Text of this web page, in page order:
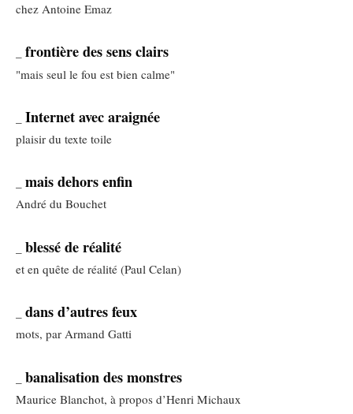
chez Antoine Emaz
frontière des sens clairs
"mais seul le fou est bien calme"
Internet avec araignée
plaisir du texte toile
mais dehors enfin
André du Bouchet
blessé de réalité
et en quête de réalité (Paul Celan)
dans d’autres feux
mots, par Armand Gatti
banalisation des monstres
Maurice Blanchot, à propos d’Henri Michaux